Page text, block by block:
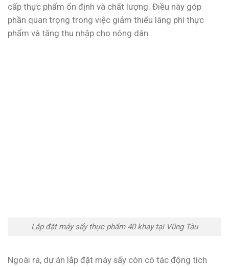
cấp thực phẩm ổn định và chất lượng. Điều này góp
phần quan trọng trong việc giảm thiểu lãng phí thực
phẩm và tăng thu nhập cho nông dân.
Lắp đặt máy sấy thực phẩm 40 khay tại Vũng Tàu
Ngoài ra, dự án lắp đặt máy sấy còn có tác động tích